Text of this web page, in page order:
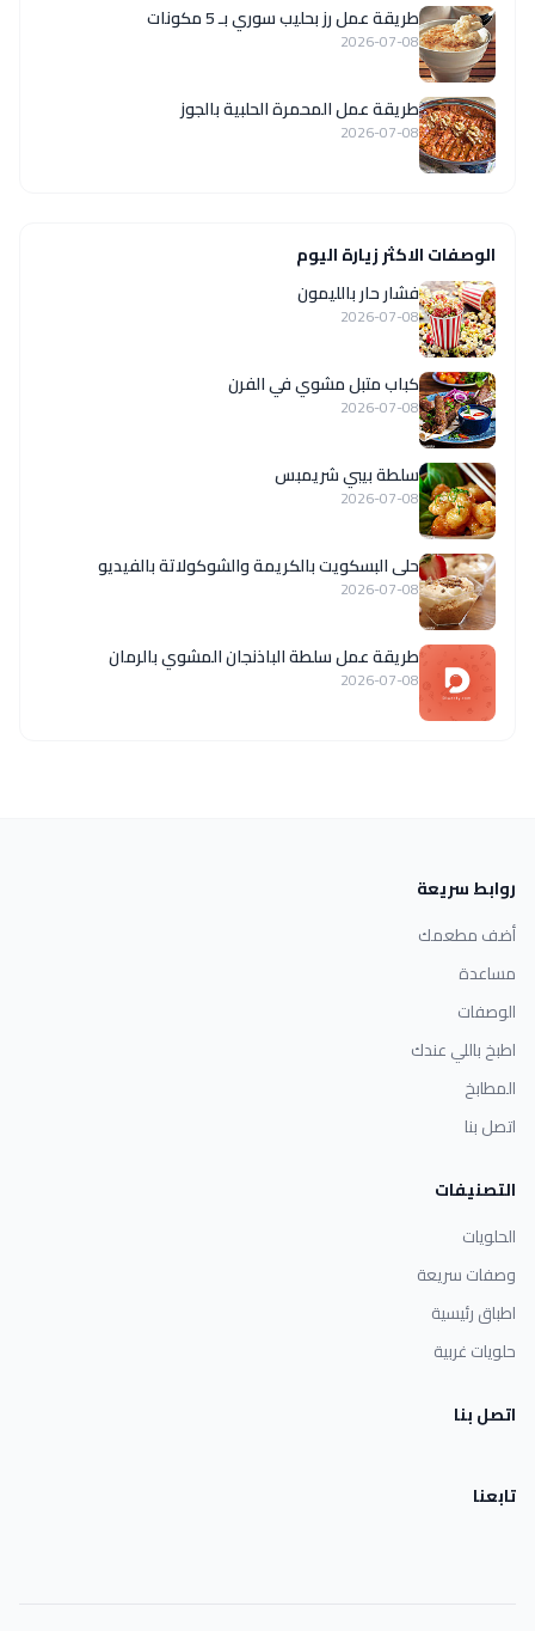
طريقة عمل رز بحليب سوري بـ 5 مكونات
2026-07-08
طريقة عمل المحمرة الحلبية بالجوز
2026-07-08
الوصفات الاكثر زيارة اليوم
فشار حار بالليمون
2026-07-08
كباب متبل مشوي في الفرن
2026-07-08
سلطة بيبي شريمبس
2026-07-08
حلى البسكويت بالكريمة والشوكولاتة بالفيديو
2026-07-08
طريقة عمل سلطة الباذنجان المشوي بالرمان
2026-07-08
روابط سريعة
أضف مطعمك
مساعدة
الوصفات
اطبخ باللي عندك
المطابخ
اتصل بنا
التصنيفات
الحلويات
وصفات سريعة
اطباق رئيسية
حلويات غربية
اتصل بنا
تابعنا